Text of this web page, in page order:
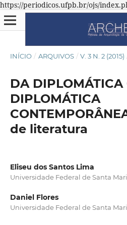
https://periodicos.ufpb.br/ojs/
INÍCIO / ARQUIVOS / V. 3 N. 2 (2015)
DA DIPLOMÁTICA
DIPLOMÁTICA
de literatura
Eliseu dos Santos Lima
Universidade Federal de Santa
Daniel Flores
Universidade Federal de Santa